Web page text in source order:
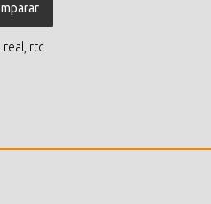
real rtc